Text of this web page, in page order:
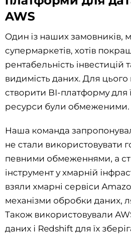
AWS
Один із наших замовників,
супермаркетів, хотів
рентабельність інвестицій
видимість даних. Для цього
створити BI-платформу для
ресурси були обмеженими.
Наша команда
не стали використовувати
певними обмеженнями, а
інструмент у хмарній
взяли хмарні сервіси
механізми обробки даних,
Також використовували
даних і Redshift для їх